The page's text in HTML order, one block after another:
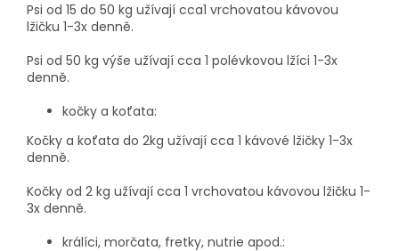
Psi od 15 do 50 kg užívají cca1 vrchovatou kávovou
lžičku 1-3x denně.
Psi od 50 kg výše užívají cca 1 polévkovou lžíci 1-3x
denně.
kočky a koťata:
Kočky a koťata do 2kg užívají cca 1 kávové lžičky 1-3x
denně.
Kočky od 2 kg užívají cca 1 vrchovatou kávovou lžičku 1-
3x denně.
králíci, morčata, fretky, nutrie apod.: